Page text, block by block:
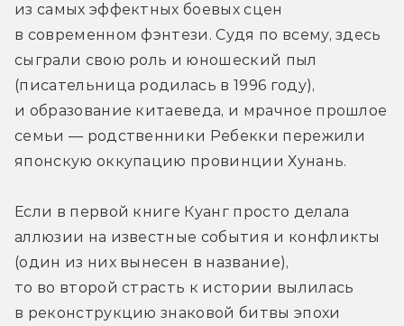
из самых эффектных боевых сцен
в современном фэнтези. Судя по всему, здесь
сыграли свою роль и юношеский пыл
(писательница родилась в 1996 году),
и образование китаеведа, и мрачное прошлое
семьи — родственники Ребекки пережили
японскую оккупацию провинции Хунань.
Если в первой книге Куанг просто делала
аллюзии на известные события и конфликты
(один из них вынесен в название),
то во второй страсть к истории вылилась
в реконструкцию знаковой битвы эпохи